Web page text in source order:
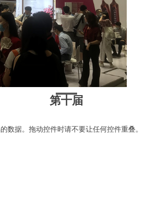
第十届
数据。拖动控件时请不要让任何控件重叠